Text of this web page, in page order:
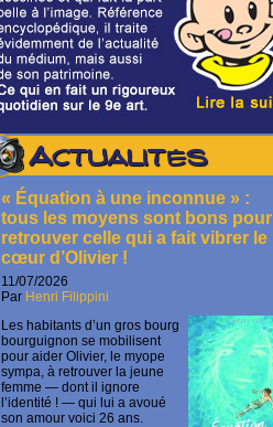
Actualités
« Équation à une inconnue » :
tous les moyens sont bons pour
retrouver celle qui a fait vibrer le
cœur d’Olivier !
11/07/2026
Par Henri Filippini
Les habitants d’un gros bourg
bourguignon se mobilisent
pour aider Olivier, le myope
sympa, à retrouver la jeune
femme — dont il ignore
l’identité ! — qui lui a avoué
son amour voici 26 ans.